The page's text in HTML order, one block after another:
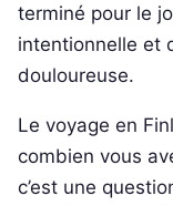
terminé pour le
intentionnelle et
douloureuse.
Le voyage en
combien vous
c’est une